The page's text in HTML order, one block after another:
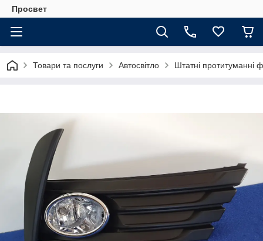
Просвет
Товари та послуги Автосвітло Штатні протитуманні